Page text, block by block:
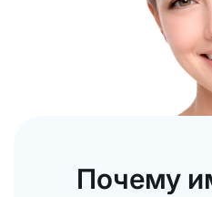
Почему